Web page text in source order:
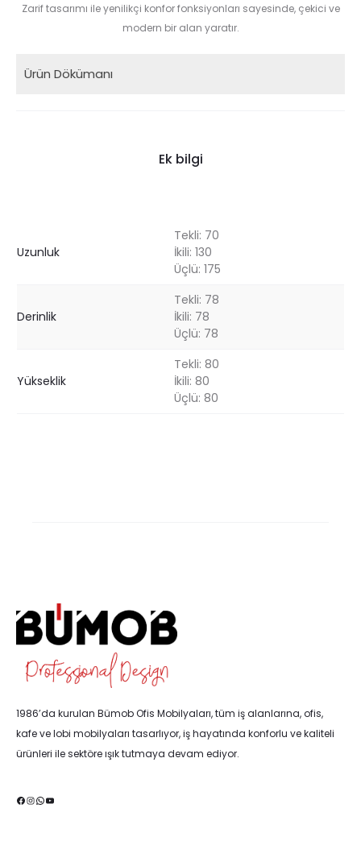
Zarif tasarımı ile yenilikçi konfor fonksiyonları sayesinde, çekici ve
modern bir alan yaratır.
Ürün Dökümanı
Ek bilgi
Uzunluk
Tekli: 70
İkili: 130
Üçlü: 175
Derinlik
Tekli: 78
İkili: 78
Üçlü: 78
Yükseklik
Tekli: 80
İkili: 80
Üçlü: 80
1986’da kurulan Bümob Ofis Mobilyaları, tüm iş alanlarına, ofis,
kafe ve lobi mobilyaları tasarlıyor, iş hayatında konforlu ve kaliteli
ürünleri ile sektöre ışık tutmaya devam ediyor.
Facebook
Instagram
WhatsApp
YouTube